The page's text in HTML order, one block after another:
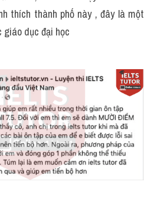
thích thành phố này , đây là một
dục đại học